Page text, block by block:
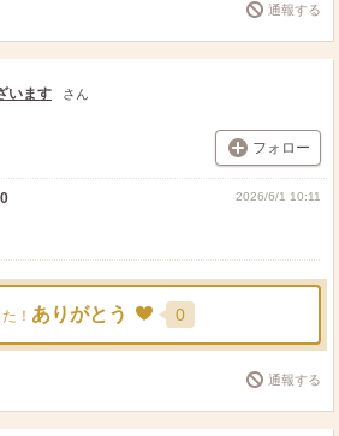
通報する
います さん
フォロー
0 2026/6/1 10:11
！ ありがとう 0
通報する